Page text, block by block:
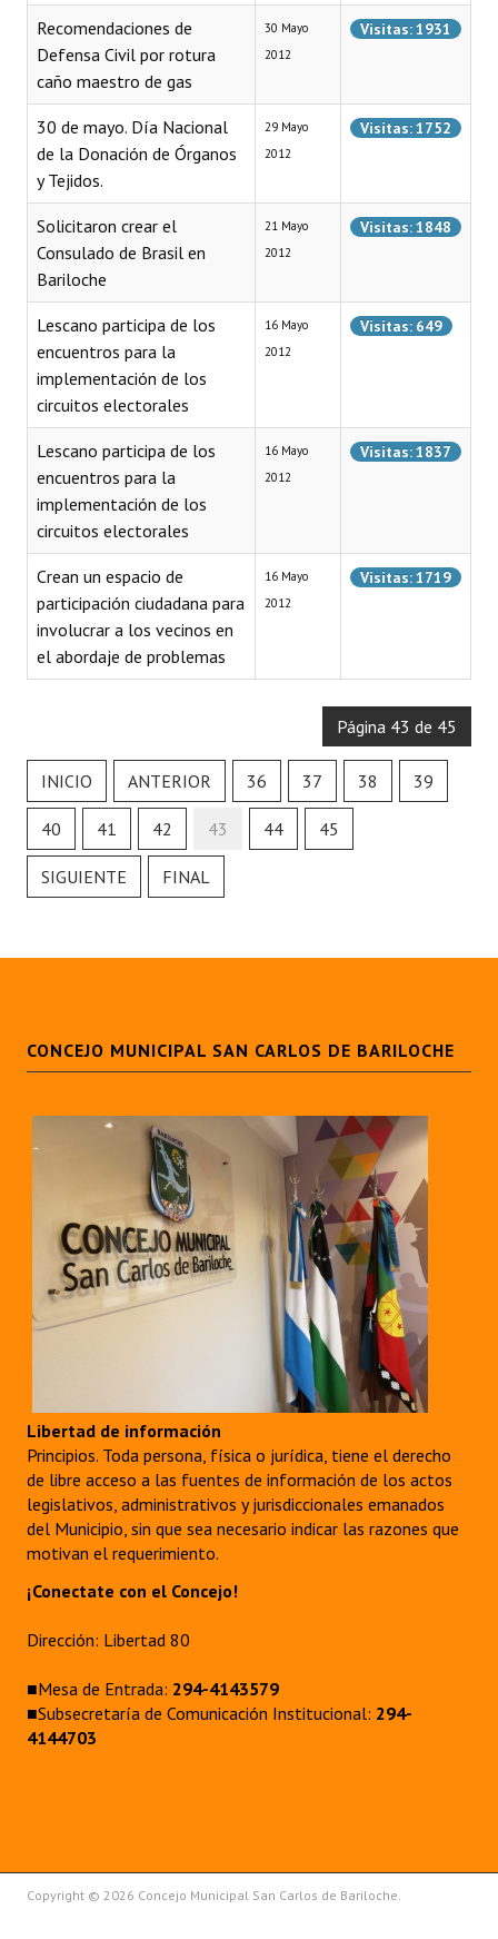
Antiguos Pobladores
Noticias Destacadas
Registros y Distinciones
Datos Históricos
Premio al Mérito - Registro
Audiencias Públicas - Registro
Mujeres que Dejaron Huellas - Registro
Periodistas Decanos - Registro
Ciudadano Ilustre - Registro
Huéspedes de Honor - Registro
Antiguos Pobladores - Registro
Reconocimientos - Registro
Bariloche, Municipio intercultural
Entrega de distinciones
Recomendaciones de
Defensa Civil por rotura
caño maestro de gas
30 Mayo
2012
Visitas: 1931
30 de mayo. Día Nacional
de la Donación de Órganos
y Tejidos.
29 Mayo
2012
Visitas: 1752
Solicitaron crear el
Consulado de Brasil en
Bariloche
21 Mayo
2012
Visitas: 1848
Lescano participa de los
encuentros para la
implementación de los
circuitos electorales
16 Mayo
2012
Visitas: 649
Lescano participa de los
encuentros para la
implementación de los
circuitos electorales
16 Mayo
2012
Visitas: 1837
Crean un espacio de
participación ciudadana para
involucrar a los vecinos en
el abordaje de problemas
16 Mayo
2012
Visitas: 1719
Página 43 de 45
INICIO ANTERIOR 36 37 38 39
40 41 42 43 44 45
SIGUIENTE FINAL
CONCEJO MUNICIPAL SAN CARLOS DE BARILOCHE
Libertad de información
Principios. Toda persona, física o jurídica, tiene el derecho
de libre acceso a las fuentes de información de los actos
legislativos, administrativos y jurisdiccionales emanados
del Municipio, sin que sea necesario indicar las razones que
motivan el requerimiento.
¡Conectate con el Concejo!
Dirección: Libertad 80
■Mesa de Entrada: 294-4143579
■Subsecretaría de Comunicación Institucional: 294-
4144703
Copyright © 2026 Concejo Municipal San Carlos de Bariloche.